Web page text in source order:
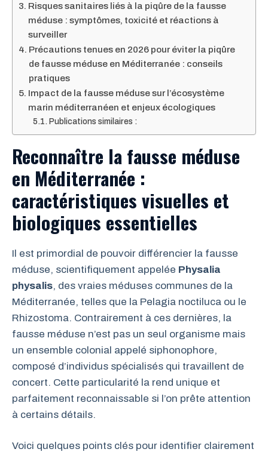
Risques sanitaires liés à la piqûre de la fausse
méduse : symptômes, toxicité et réactions à
surveiller
Précautions tenues en 2026 pour éviter la piqûre
de fausse méduse en Méditerranée : conseils
pratiques
Impact de la fausse méduse sur l’écosystème
marin méditerranéen et enjeux écologiques
Publications similaires :
Reconnaître la fausse méduse
en Méditerranée :
caractéristiques visuelles et
biologiques essentielles
Il est primordial de pouvoir différencier la fausse
méduse, scientifiquement appelée Physalia
physalis, des vraies méduses communes de la
Méditerranée, telles que la Pelagia noctiluca ou le
Rhizostoma. Contrairement à ces dernières, la
fausse méduse n’est pas un seul organisme mais
un ensemble colonial appelé siphonophore,
composé d’individus spécialisés qui travaillent de
concert. Cette particularité la rend unique et
parfaitement reconnaissable si l’on prête attention
à certains détails.
Voici quelques points clés pour identifier clairement